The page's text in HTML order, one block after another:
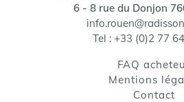
6 - 8 rue du Donjon
Tel : +33 (0)2 77
FAQ
Mentions
contact